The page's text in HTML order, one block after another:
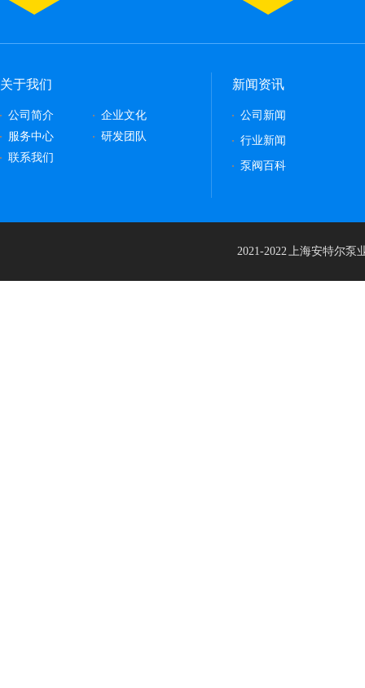
关于我们
公司简介
企业文化
服务中心
研发团队
联系我们
新闻资讯
公司新闻
行业新闻
泵阀百科
2021-2022 上海安特尔